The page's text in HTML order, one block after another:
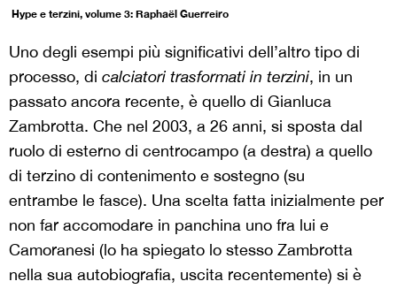
Hype e terzini, volume 3: Raphaël Guerreiro
Uno degli esempi più significativi dell’altro tipo di
processo, di calciatori trasformati in terzini, in un
passato ancora recente, è quello di Gianluca
Zambrotta. Che nel 2003, a 26 anni, si sposta dal
ruolo di esterno di centrocampo (a destra) a quello
di terzino di contenimento e sostegno (su
entrambe le fasce). Una scelta fatta inizialmente per
non far accomodare in panchina uno fra lui e
Camoranesi (lo ha spiegato lo stesso Zambrotta
nella sua autobiografia, uscita recentemente) si è